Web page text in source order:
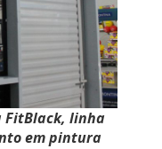
FitBlack, linha
em pintura